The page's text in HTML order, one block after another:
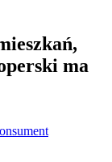
ma